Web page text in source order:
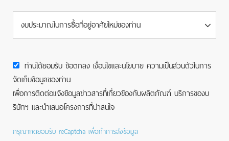
งบประมาณในการซื้อที่อยู่อาศัยใหม่ของท่าน
ท่านได้ยอมรับ ข้อตกลง เงื่อนไขและนโยบาย ความเป็นส่วนตัวในการ
จัดเก็บข้อมูลของท่าน
เพื่อการติดต่อแจ้งข้อมูลข่าวสารที่เกี่ยวข้องกับผลิตภัณฑ์ บริการของบ
ริษัทฯ และนำเสนอโครงการที่น่าสนใจ
กรุณากดยอมรับ reCaptcha เพื่อทำการส่งข้อมูล